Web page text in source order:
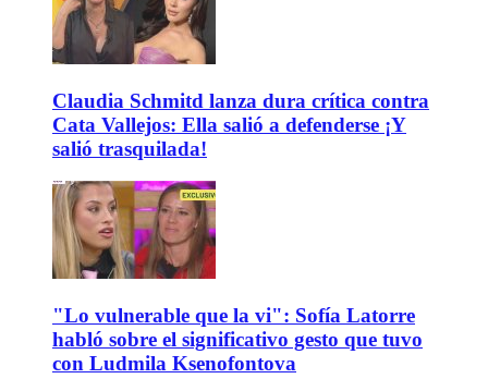
Claudia Schmitd lanza dura crítica contra
Cata Vallejos: Ella salió a defenderse ¡Y
salió trasquilada!
"Lo vulnerable que la vi": Sofía Latorre
habló sobre el significativo gesto que tuvo
con Ludmila Ksenofontova